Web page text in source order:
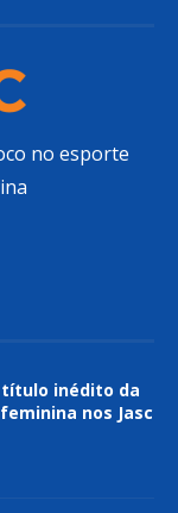
no esporte
inédito da
nos Jasc